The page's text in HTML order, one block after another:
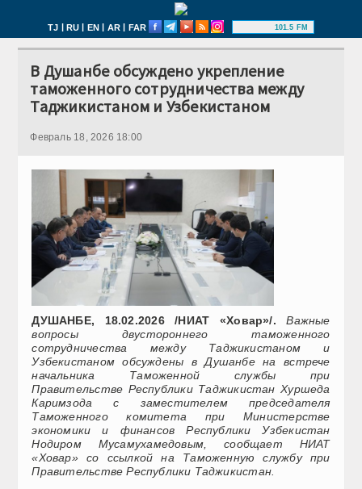
TJ | RU | EN | AR | FAR 101.5 FM
В Душанбе обсуждено укрепление
таможенного сотрудничества между
Таджикистаном и Узбекистаном
Февраль 18, 2026 18:00
ДУШАНБЕ, 18.02.2026 /НИАТ «Ховар»/.
Важные
вопросы двустороннего таможенного
сотрудничества между Таджикистаном и
Узбекистаном обсуждены в Душанбе на встрече
начальника Таможенной службы при
Правительстве Республики Таджикистан Хуршеда
Каримзода с заместителем председателя
Таможенного комитета при Министерстве
экономики и финансов Республики Узбекистан
Нодиром Мусамухамедовым, сообщает НИАТ
«Ховар» со ссылкой на Таможенную службу при
Правительстве Республики Таджикистан.